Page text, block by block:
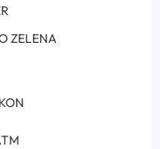
ZELENA